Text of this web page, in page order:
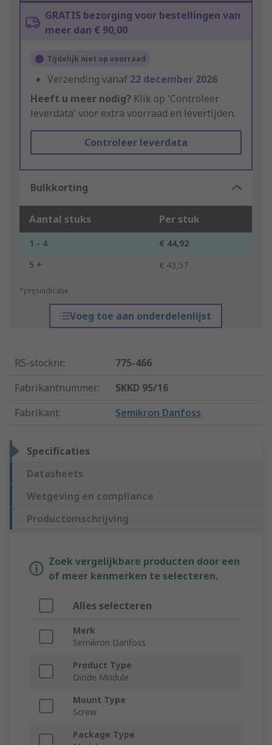
GRATIS bezorging voor bestellingen van
meer dan € 90,00
Tijdelijk niet op voorraad
Verzending vanaf 22 december 2026
Heeft u meer nodig? Klik op 'Controleer
leverdata' voor extra voorraad en levertijden.
Controleer leverdata
Bulkkorting
Aantal stuks Per stuk
1 - 4
€ 44,92
5 +
€ 43,57
*prijsindicatie
Voeg toe aan onderdelenlijst
RS-stocknr.:
775-466
Fabrikantnummer:
SKKD 95/16
Fabrikant: Semikron Danfoss
Specificaties
Datasheets
Wetgeving en compliance
Productomschrijving
Zoek vergelijkbare producten door een
of meer kenmerken te selecteren.
Alles selecteren
Merk
Semikron Danfoss
Product Type
Diode Module
Mount Type
Screw
Package Type